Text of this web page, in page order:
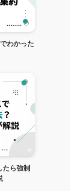
わかった
たら強制